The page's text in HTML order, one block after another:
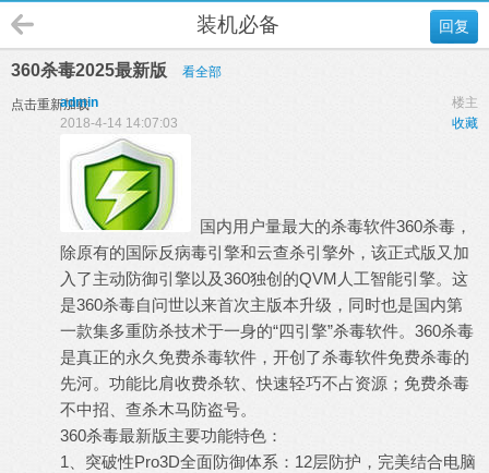
回复
装机必备
360杀毒2025最新版 看全部
点击重新加载 楼主
admin
收藏
2018-4-14 14:07:03
国内用户量最大的杀毒软件360杀毒，
除原有的国际反病毒引擎和云查杀引擎外，该正式版又加
入了主动防御引擎以及360独创的QVM人工智能引擎。这
是360杀毒自问世以来首次主版本升级，同时也是国内第
一款集多重防杀技术于一身的“四引擎”杀毒软件。360杀毒
是真正的永久免费杀毒软件，开创了杀毒软件免费杀毒的
先河。功能比肩收费杀软、快速轻巧不占资源；免费杀毒
不中招、查杀木马防盗号。
360杀毒最新版主要功能特色：
1、突破性Pro3D全面防御体系：12层防护，完美结合电脑